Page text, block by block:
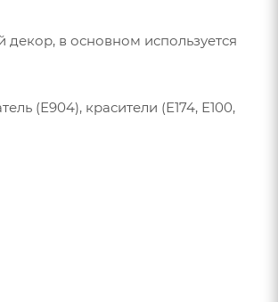
в основном используется
(Е904), красители (Е174, Е100,